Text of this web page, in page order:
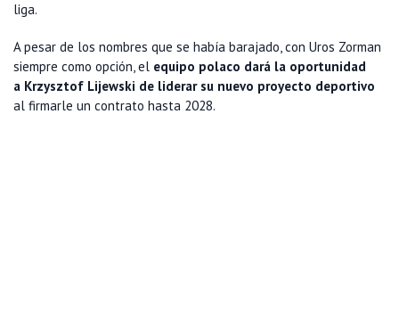
liga.
A pesar de los nombres que se había barajado, con Uros Zorman
siempre como opción, el equipo polaco dará la oportunidad
a Krzysztof Lijewski de liderar su nuevo proyecto deportivo
al firmarle un contrato hasta 2028.